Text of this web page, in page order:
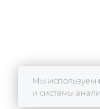
Мы используем
и системы